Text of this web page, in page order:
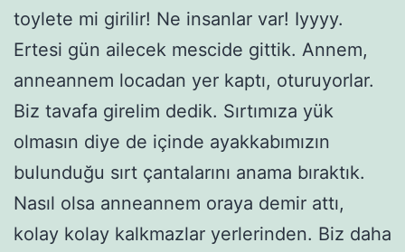
toylete mi girilir! Ne insanlar var! Iyyyy.
Ertesi gün ailecek mescide gittik. Annem,
anneannem locadan yer kaptı, oturuyorlar.
Biz tavafa girelim dedik. Sırtımıza yük
olmasın diye de içinde ayakkabımızın
bulunduğu sırt çantalarını anama bıraktık.
Nasıl olsa anneannem oraya demir attı,
kolay kolay kalkmazlar yerlerinden. Biz daha